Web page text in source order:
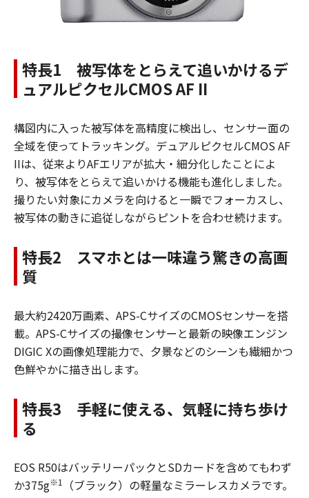
特長1 被写体をとらえて追いかけるデ
ュアルピクセルCMOS AF II
構図内に入った被写体を高精度に検出し、センサー面の
全域を使ってトラッキング。デュアルピクセルCMOS AF
IIは、従来よりAFエリアが拡大・細分化したことによ
り、被写体をとらえて追いかける機能も進化しました。
撮りたい対象にカメラを向けると一瞬でフォーカスし、
被写体の動きに追従しながらピントを合わせ続けます。
特長2 スマホとは一味違う驚きの高画
質
最大約2420万画素、APS-CサイズのCMOSセンサーを搭
載。APS-Cサイズの撮像センサーと最新の映像エンジン
DIGIC Xの画像処理能力で、夕景などのシーンも繊細かつ
色鮮やかに描き出します。
特長3 手軽に使える、気軽に持ち歩け
る
EOS R50はバッテリーパックとSDカードを含めてもわず
か375g※1
（ブラック）の軽量なミラーレスカメラです。